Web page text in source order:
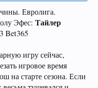
Евролига.
Эфес: Тайлер
Bet365
игру сейчас,
игровое время
на старте сезона. Если